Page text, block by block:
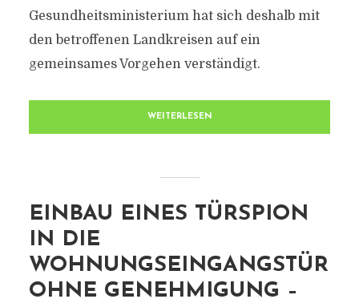
Gesundheitsministerium hat sich deshalb mit
den betroffenen Landkreisen auf ein
gemeinsames Vorgehen verständigt.
WEITERLESEN
EINBAU EINES TÜRSPION
IN DIE
WOHNUNGSEINGANGSTÜR
OHNE GENEHMIGUNG –